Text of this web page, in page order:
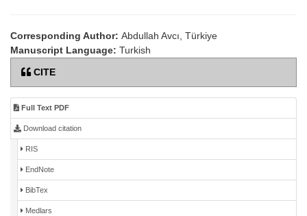
Corresponding Author: Abdullah Avcı, Türkiye
Manuscript Language: Turkish
CITE
Full Text PDF
Download citation
RIS
EndNote
BibTex
Medlars